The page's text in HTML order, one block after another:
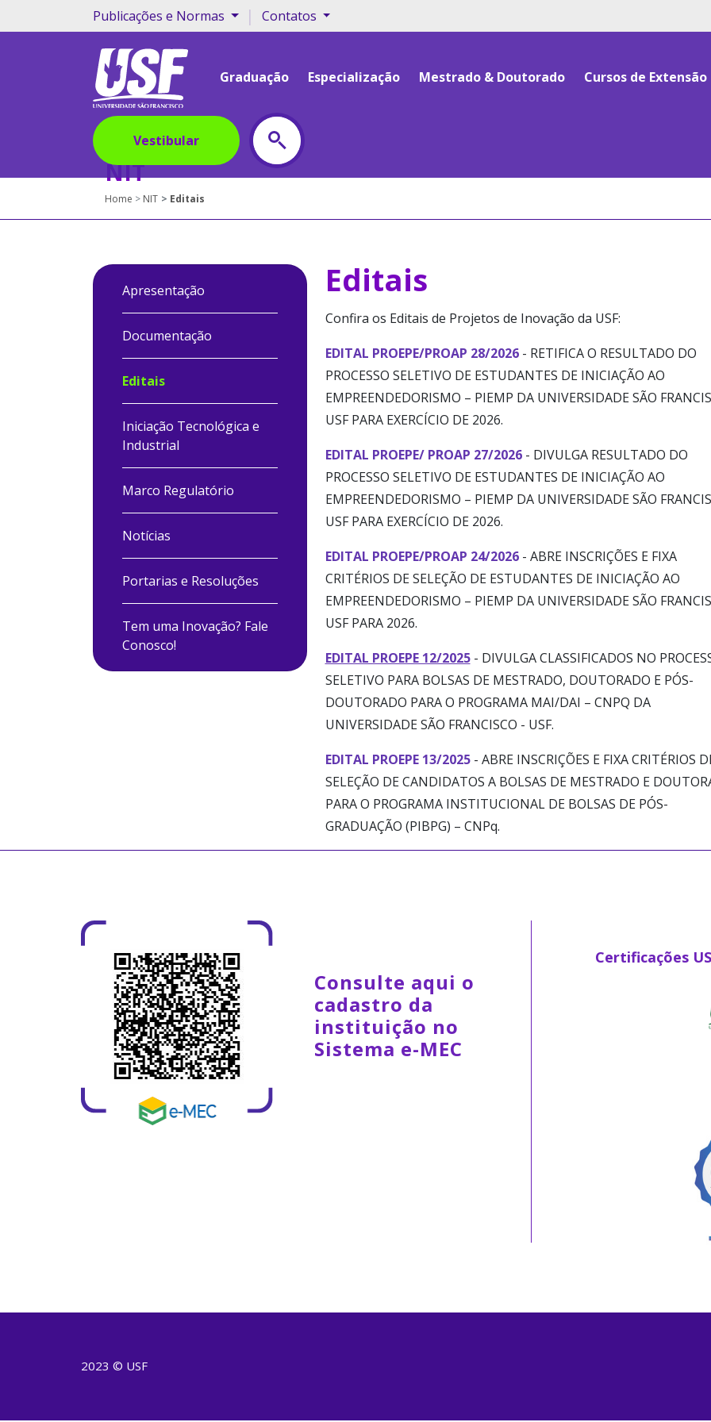
Publicações e Normas | Contatos
Graduação Especialização Mestrado & Doutorado Cursos de Extensão
Vestibular
NIT
Home NIT Editais
Apresentação
Documentação
Editais
Iniciação Tecnológica e
Industrial
Marco Regulatório
Notícias
Portarias e Resoluções
Tem uma Inovação? Fale
Conosco!
Editais
Confira os Editais de Projetos de Inovação da USF:
EDITAL PROEPE/PROAP 28/2026- RETIFICA O RESULTADO DO
PROCESSO SELETIVO DE ESTUDANTES DE INICIAÇÃO AO
EMPREENDEDORISMO – PIEMP DA UNIVERSIDADE SÃO
USF PARA EXERCÍCIO DE 2026.
EDITAL PROEPE/ PROAP 27/2026- DIVULGA RESULTADO DO
PROCESSO SELETIVO DE ESTUDANTES DE INICIAÇÃO AO
EMPREENDEDORISMO – PIEMP DA UNIVERSIDADE SÃO
USF PARA EXERCÍCIO DE 2026.
EDITAL PROEPE/PROAP 24/2026- ABRE INSCRIÇÕES E FIXA
CRITÉRIOS DE SELEÇÃO DE ESTUDANTES DE INICIAÇÃO AO
EMPREENDEDORISMO – PIEMP DA UNIVERSIDADE SÃO
USF PARA 2026.
EDITAL PROEPE 12/2025- DIVULGA CLASSIFICADOS NO
SELETIVO PARA BOLSAS DE MESTRADO, DOUTORADO E PÓS-
DOUTORADO PARA O PROGRAMA MAI/DAI – CNPQ DA
UNIVERSIDADE SÃO FRANCISCO - USF.
EDITAL PROEPE 13/2025- ABRE INSCRIÇÕES E FIXA CRITÉRIOS
SELEÇÃO DE CANDIDATOS A BOLSAS DE MESTRADO E
PARA O PROGRAMA INSTITUCIONAL DE BOLSAS DE PÓS-
GRADUAÇÃO (PIBPG) – CNPq.
Consulte aqui o
cadastro da
instituição no
Sistema e-MEC
Certificações
2023 © USF